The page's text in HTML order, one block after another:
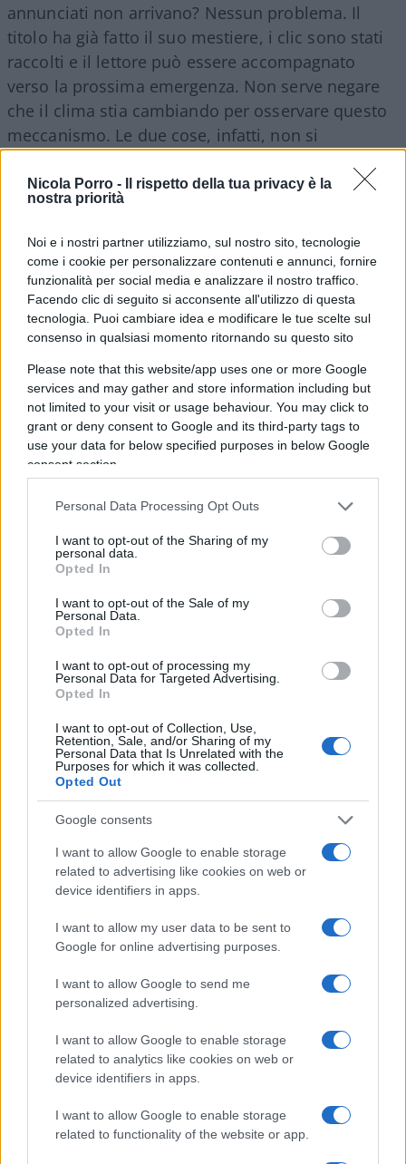
Nicola Porro -
Il rispetto della tua privacy è la
nostra priorità
Noi e i nostri partner utilizziamo, sul nostro sito, tecnologie
come i cookie per personalizzare contenuti e annunci, fornire
funzionalità per social media e analizzare il nostro traffico.
Facendo clic di seguito si acconsente all'utilizzo di questa
tecnologia. Puoi cambiare idea e modificare le tue scelte sul
consenso in qualsiasi momento ritornando su questo sito
Please note that this website/app uses one or more Google
services and may gather and store information including but
not limited to your visit or usage behaviour. You may click to
grant or deny consent to Google and its third-party tags to
use your data for below specified purposes in below Google
consent section.
Personal Data Processing Opt Outs
I want to opt-out of the Sharing of my
personal data.
Opted In
I want to opt-out of the Sale of my
Personal Data.
Opted In
I want to opt-out of processing my
Personal Data for Targeted Advertising.
Opted In
I want to opt-out of Collection, Use,
Retention, Sale, and/or Sharing of my
Personal Data that Is Unrelated with the
Purposes for which it was collected.
Opted Out
Google consents
I want to allow Google to enable storage
related to advertising like cookies on web or
device identifiers in apps.
I want to allow my user data to be sent to
Google for online advertising purposes.
I want to allow Google to send me
personalized advertising.
I want to allow Google to enable storage
related to analytics like cookies on web or
device identifiers in apps.
I want to allow Google to enable storage
related to functionality of the website or app.
annunciati non arrivano? Nessun problema. Il
titolo ha già fatto il suo mestiere, i clic sono stati
raccolti e il lettore può essere accompagnato
verso la prossima emergenza. Non serve negare
che il clima stia cambiando per osservare questo
meccanismo. Le due cose, infatti, non si
tendenza all’aumento delle temperature e,
contemporaneamente, contestare il modo isterico
con cui viene raccontato ogni pomeriggio afoso.
Anzi, dovrebbe essere proprio chi considera
importante il tema climaticoa pretendere
maggiore precisione.
Perché l’allarmismo ha un difetto
: alla lunga
non allarma più nessuno. Quando ogni estate è
“senza precedenti”, ogni temporale è “estremo” e
ogni settimana rappresenta un “punto di non
ritorno”, il pubblico finisce per non credere
neppure agli avvertimenti fondati. È la favola di
chi gridava al lupo, aggiornata all’epoca delle
notifiche sul telefonino. C’è poi un aspetto
economico che i profeti dell’apocalisse tendono a
dimenticare. Descrivere quotidianamente l’Italia
come una fornace invivibile non è precisamente
una campagna promozionale per il turismo.
cercano di lavorare, una parte dell’informazione
sembra impegnata a spiegare al mondo che
trascorrere una settimana nel nostro Paese
equivale a partecipare a un corso di sopravvivenza
nel deserto.
Naturalmente, chi solleva qualche dubbio viene
subito sistemato nella casella del“negazionista”
discussione sul merito. Non importa che si stia
contestando un titolo esagerato, un dato
presentato male o una previsione trasformata in
certezza: basta pronunciare la parola magica e il
dibattito è chiuso. Ma tra il negare tutto e credere
a qualsiasi titolone esiste ancora uno spazio
chiamato buon senso.
Leggi anche: